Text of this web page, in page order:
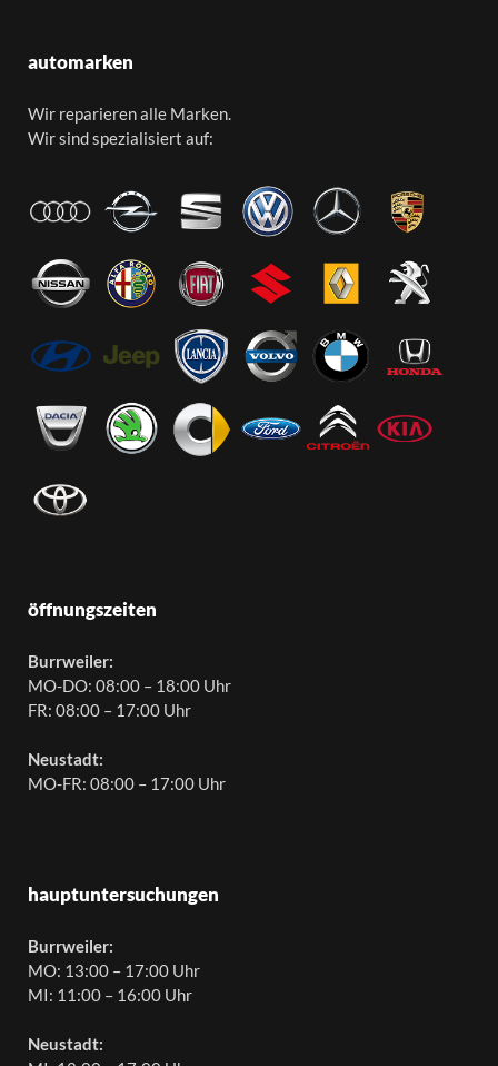
automarken
Wir reparieren alle Marken.
Wir sind spezialisiert auf:
öffnungszeiten
Burrweiler:
MO-DO: 08:00 – 18:00 Uhr
FR: 08:00 – 17:00 Uhr
Neustadt:
MO-FR: 08:00 – 17:00 Uhr
hauptuntersuchungen
Burrweiler:
MO: 13:00 – 17:00 Uhr
MI: 11:00 – 16:00 Uhr
Neustadt: